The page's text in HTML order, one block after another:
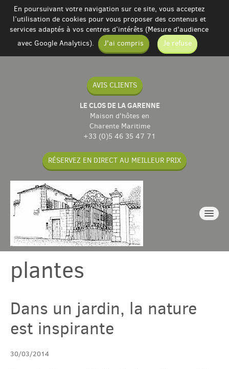
En poursuivant votre navigation sur ce site, vous acceptez
l’utilisation de cookies pour vous proposer des contenus et
services adaptés à vos centres d’intérêts (Mesure d'audience
avec Google Analytics).
J'ai compris Je refuse
AVIS CLIENTS
LE CLOS DE LA GARENNE
Maison d'hôtes en
Charente Maritime
+33 (0)5 46 35 47 71
RÉSERVEZ EN DIRECT AU MEILLEUR PRIX
Chambres & table
Tarif & Contact
plantes
Dans un jardin, la nature
est inspirante
30/03/2014